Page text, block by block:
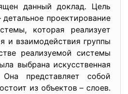
данный доклад. Цель
детальное проектирование
которая реализует
и взаимодействия группы
реализуемой системы
выбрана искусственная
представляет собой
из объектов – слоев.